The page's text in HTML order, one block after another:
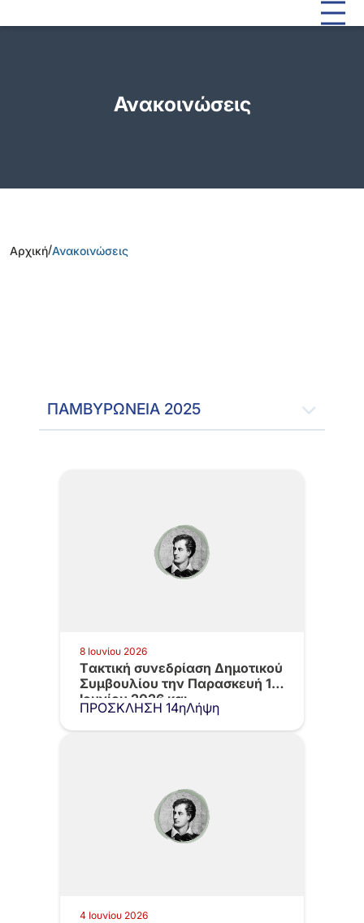
Ανακοινώσεις
Αρχική/Ανακοινώσεις
ΠΑΜΒΥΡΩΝΕΙΑ 2025
8 Ιουνίου 2026
Tακτική συνεδρίαση Δημοτικού
Συμβουλίου την Παρασκευή 12
Ιουνίου 2026 και…
ΠΡΟΣΚΛΗΣΗ 14ηΛήψη
4 Ιουνίου 2026